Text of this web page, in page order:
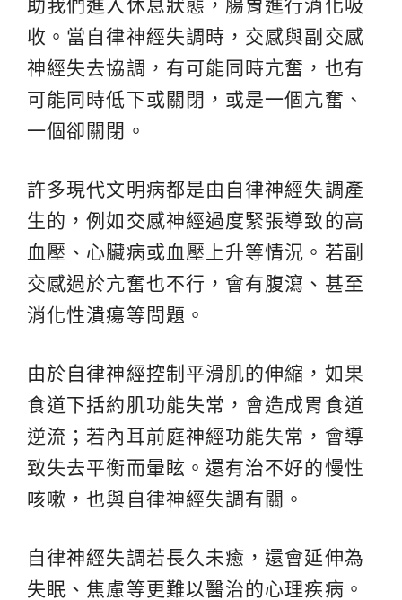
助我們進入休息狀態，腸胃進行消化吸
收。當自律神經失調時，交感與副交感
神經失去協調，有可能同時亢奮，也有
可能同時低下或關閉，或是一個亢奮、
一個卻關閉。
許多現代文明病都是由自律神經失調產
生的，例如交感神經過度緊張導致的高
血壓、心臟病或血壓上升等情況。若副
交感過於亢奮也不行，會有腹瀉、甚至
消化性潰瘍等問題。
由於自律神經控制平滑肌的伸縮，如果
食道下括約肌功能失常，會造成胃食道
逆流；若內耳前庭神經功能失常，會導
致失去平衡而暈眩。還有治不好的慢性
咳嗽，也與自律神經失調有關。
自律神經失調若長久未癒，還會延伸為
失眠、焦慮等更難以醫治的心理疾病。